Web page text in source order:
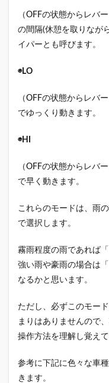
（OFFの状態からレバ
の間隔(休憩を取りなが
イパーとも呼びます。
◉LO
（OFFの状態からレバ
でゆっくり動きます。
◉HI
（OFFの状態からレバ
で早く動きます。
これらのモードは、雨
で選択します。
霧雨程度の雨であれば
強い雨や豪雨の場合は
なるかと思います。
ただし、必ずこのモー
まりはありませんので
操作方法を理解し覚えて
参考に下記に色々な車
きます。